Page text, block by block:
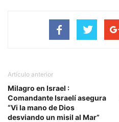
Artículo anterior
Milagro en Israel :
Comandante Israelí asegura
“Vi la mano de Dios
desviando un misil al Mar”